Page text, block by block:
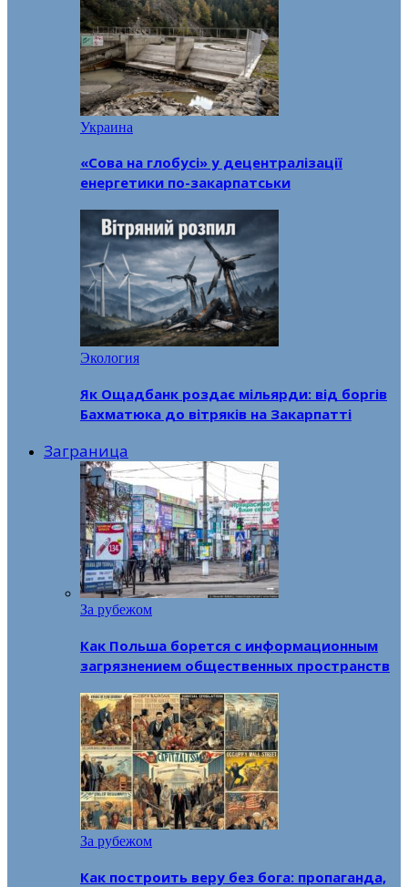
Украина
«Сова на глобусі» у децентралізації
енергетики по-закарпатськи
Экология
Як Ощадбанк роздає мільярди: від боргів
Бахматюка до вітряків на Закарпатті
Заграница
За рубежом
Как Польша борется с информационным
загрязнением общественных пространств
За рубежом
Как построить веру без бога: пропаганда,